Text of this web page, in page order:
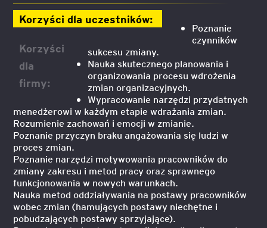
Korzyści dla uczestników:
Korzyści
dla
firmy:
Poznanie
czynników
sukcesu zmiany.
Nauka skutecznego planowania i
organizowania procesu wdrożenia
zmian organizacyjnych.
Wypracowanie narzędzi przydatnych
menedżerowi w każdym etapie wdrażania zmian.
Rozumienie zachowań i emocji w zmianie.
Poznanie przyczyn braku angażowania się ludzi w
proces zmian.
Poznanie narzędzi motywowania pracowników do
zmiany zakresu i metod pracy oraz sprawnego
funkcjonowania w nowych warunkach.
Nauka metod oddziaływania na postawy pracowników
wobec zmian (hamujących postawy niechętne i
pobudzających postawy sprzyjające).